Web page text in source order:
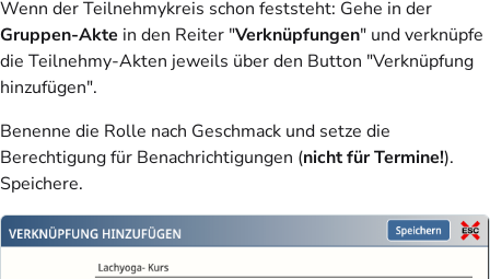
Wenn der Teilnehmykreis schon feststeht: Gehe in der
Gruppen-Akte in den Reiter "Verknüpfungen" und verknüpfe
die Teilnehmy-Akten jeweils über den Button "Verknüpfung
hinzufügen".
Benenne die Rolle nach Geschmack und setze die
Berechtigung für Benachrichtigungen (nicht für Termine!).
Speichere.